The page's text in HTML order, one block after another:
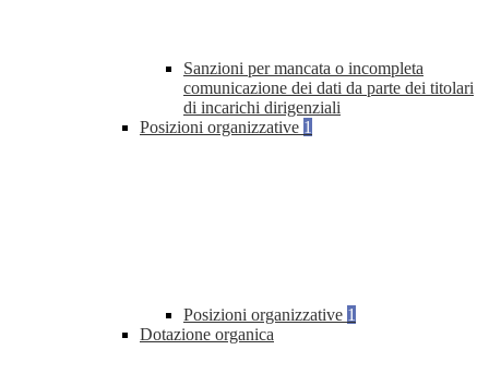
Sanzioni per mancata o incompleta
comunicazione dei dati da parte dei titolari
di incarichi dirigenziali
Posizioni organizzative 1
Posizioni organizzative 1
Dotazione organica